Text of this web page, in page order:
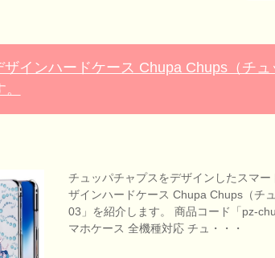
インハードケース Chupa Chups（チュ
チュッパチャプスをデザインしたスマ
ザインハードケース Chupa Chups（チ
03」を紹介します。 商品コード「pz-
マホケース 全機種対応 チュ・・・